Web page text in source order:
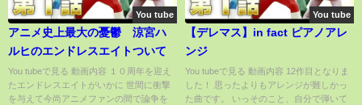
You tube
アニメ史上最大の憂鬱 涼宮ハ
ルヒのエンドレスエイトついて
You tubeで見る 動画内容 １０周年を迎え
たエンドレスエイトがいかに 世間に衝撃
を与えて今尚アニメファンの間で論争を
You tube
【デレマス】in fact ピアノアレ
ンジ
You tubeで見る 動画内容 12作目となりま
した！ 思ったよりもアレンジが難しかっ
た曲です。 いっそのこと、自分で弾いて